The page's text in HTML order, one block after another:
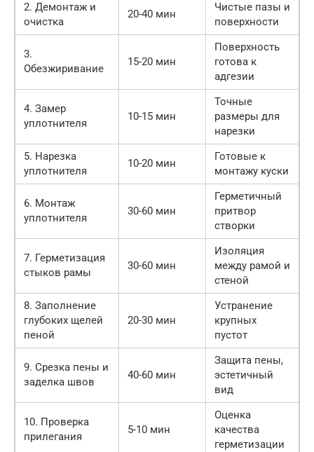
2. Демонтаж и
очистка
20-40 мин
Чистые пазы и
поверхности
3.
Обезжиривание
15-20 мин
Поверхность
готова к
адгезии
4. Замер
уплотнителя
10-15 мин
Точные
размеры для
нарезки
5. Нарезка
уплотнителя
10-20 мин
Готовые к
монтажу куски
6. Монтаж
уплотнителя
30-60 мин
Герметичный
притвор
створки
7. Герметизация
стыков рамы
30-60 мин
Изоляция
между рамой и
стеной
8. Заполнение
глубоких щелей
пеной
20-30 мин
Устранение
крупных
пустот
9. Срезка пены и
заделка швов
40-60 мин
Защита пены,
эстетичный
вид
10. Проверка
прилегания
5-10 мин
Оценка
качества
герметизации